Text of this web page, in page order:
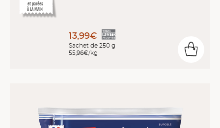
et parées
À LA MAIN
13,99€
Sachet de 250 g
55,96€/kg